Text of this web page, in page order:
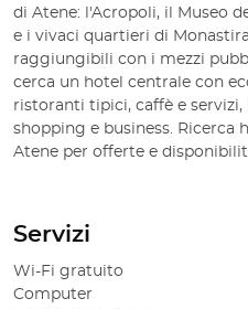
di Atene: l'Acropoli, il Museo
e i vivaci quartieri di
raggiungibili con i mezzi
cerca un hotel centrale con
ristoranti tipici, caffè e servizi,
shopping e business. Ricerca
Atene per offerte e
Servizi
Wi-Fi gratuito
Computer